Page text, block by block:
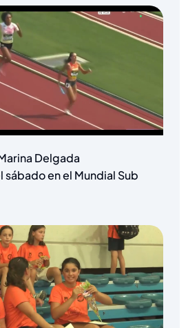
Delgada
en el Mundial Sub